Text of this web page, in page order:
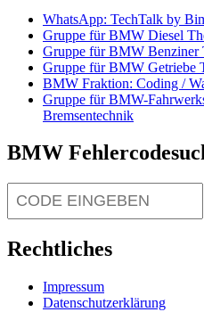
WhatsApp: TechTalk by
Gruppe für BMW Diesel
Gruppe für BMW Benziner
Gruppe für BMW Getriebe
BMW Fraktion: Coding /
Gruppe für BMW-
Bremsentechnik
BMW
Rechtliches
Impressum
Datenschutzerklärung